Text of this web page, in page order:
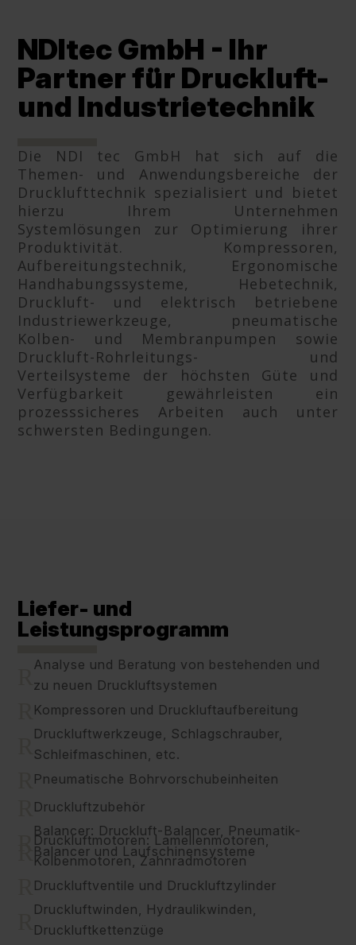
NDItec GmbH - Ihr
Partner für Druckluft-
und Industrietechnik
Die NDI tec GmbH hat sich auf die
Themen- und Anwendungsbereiche der
Drucklufttechnik spezialisiert und bietet
hierzu Ihrem Unternehmen
Systemlösungen zur Optimierung ihrer
Produktivität. Kompressoren,
Aufbereitungstechnik, Ergonomische
Handhabungssysteme, Hebetechnik,
Druckluft- und elektrisch betriebene
Industriewerkzeuge, pneumatische
Kolben- und Membranpumpen sowie
Druckluft-Rohrleitungs- und
Verteilsysteme der höchsten Güte und
Verfügbarkeit gewährleisten ein
prozesssicheres Arbeiten auch unter
schwersten Bedingungen.
Liefer- und
Leistungsprogramm
Analyse und Beratung von bestehenden und
zu neuen Druckluftsystemen
Kompressoren und Druckluftaufbereitung
Druckluftwerkzeuge, Schlagschrauber,
Schleifmaschinen, etc.
Pneumatische Bohrvorschubeinheiten
Druckluftzubehör
Balancer: Druckluft-Balancer, Pneumatik-
Balancer und Laufschinensysteme
Druckluftmotoren: Lamellenmotoren,
Kolbenmotoren, Zahnradmotoren
Druckluftventile und Druckluftzylinder
Druckluftwinden, Hydraulikwinden,
Druckluftkettenzüge